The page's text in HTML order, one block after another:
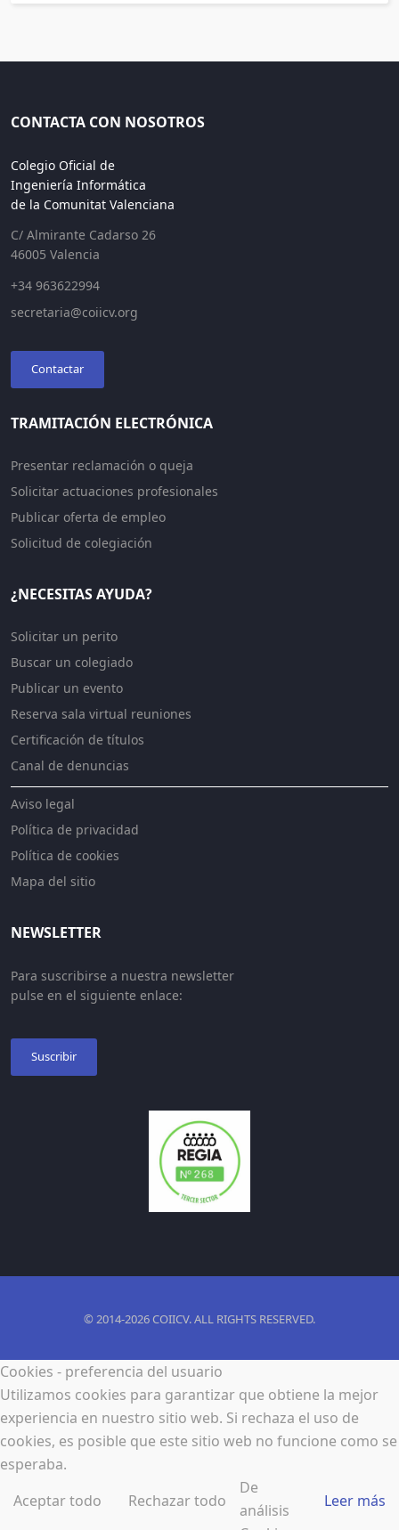
CONTACTA CON NOSOTROS
Colegio Oficial de
Ingeniería Informática
de la Comunitat Valenciana
C/ Almirante Cadarso 26
46005 Valencia
+34 963622994
secretaria@coiicv.org
Contactar
TRAMITACIÓN ELECTRÓNICA
Presentar reclamación o queja
Solicitar actuaciones profesionales
Publicar oferta de empleo
Solicitud de colegiación
¿NECESITAS AYUDA?
Solicitar un perito
Buscar un colegiado
Publicar un evento
Reserva sala virtual reuniones
Certificación de títulos
Canal de denuncias
Aviso legal
Política de privacidad
Política de cookies
Mapa del sitio
NEWSLETTER
Para suscribirse a nuestra newsletter
pulse en el siguiente enlace:
Suscribir
© 2014-2026 COIICV. ALL RIGHTS RESERVED.
Cookies - preferencia del usuario
Utilizamos cookies para garantizar que obtiene la mejor
experiencia en nuestro sitio web. Si rechaza el uso de
cookies, es posible que este sitio web no funcione como se
esperaba.
Aceptar todo
Rechazar todo Leer más
De
análisis